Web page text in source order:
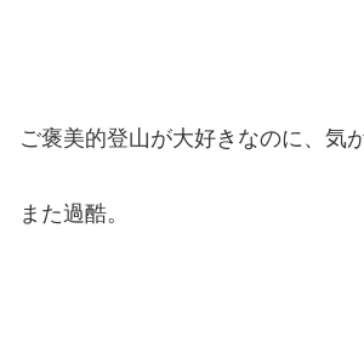
ご褒美的登山が大好きなのに、気
また過酷。